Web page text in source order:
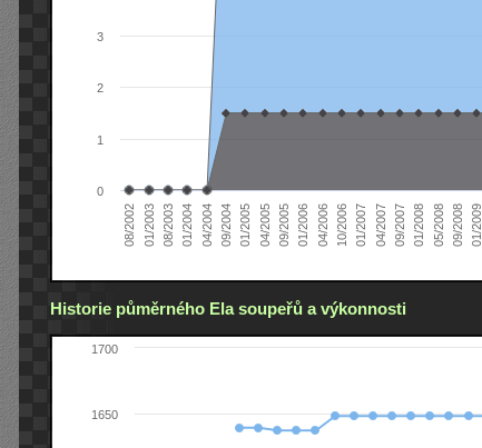
08/2002 01/2003 08/2003 01/2004 04/2004 09/2004 01/2005 04/2005 09/2005 01/2006 04/2006 10/2006 01/2007 04/2007 09/2007 01/2008 05/2008 09/2008 01/2009
0
1
2
3
Historie půměrného Ela soupeřů a výkonnosti
1650
1700